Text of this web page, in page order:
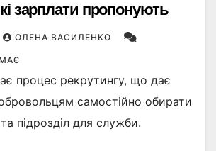
зарплати пропонують
ОЛЕНА ВАСИЛЕНКО
процес рекрутингу, що дає
самостійно обирати
підрозділ для служби.